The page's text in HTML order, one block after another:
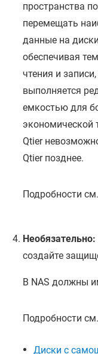
пространства
перемещать
данные на
обеспечивая
чтения и
выполняется
емкостью для
экономической
Qtier
Qtier позднее.
Подробности
Необязательно:
создайте
В NAS должны
Подробности
Диски с